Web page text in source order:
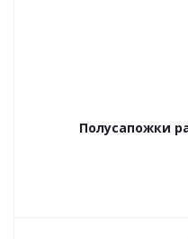
Полусапожки